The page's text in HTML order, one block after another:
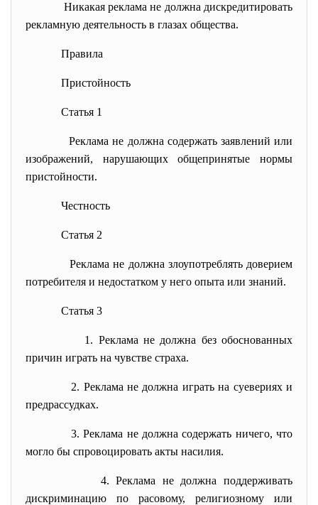
Никакая реклама не должна дискредитировать
рекламную деятельность в глазах общества.
Правила
Пристойность
Статья 1
Реклама не должна содержать заявлений или
изображений, нарушающих общепринятые нормы
пристойности.
Честность
Статья 2
Реклама не должна злоупотреблять доверием
потребителя и недостатком у него опыта или знаний.
Статья 3
1. Реклама не должна без обоснованных
причин играть на чувстве страха.
2. Реклама не должна играть на суевериях и
предрассудках.
3. Реклама не должна содержать ничего, что
могло бы спровоцировать акты насилия.
4. Реклама не должна поддерживать
дискриминацию по расовому, религиозному или